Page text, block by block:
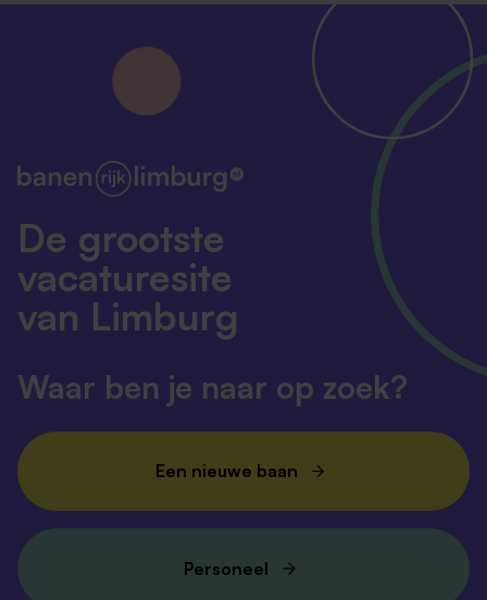
De grootste
vacaturesite
van Limburg
Waar ben je naar op zoek?
Een nieuwe baan
Personeel